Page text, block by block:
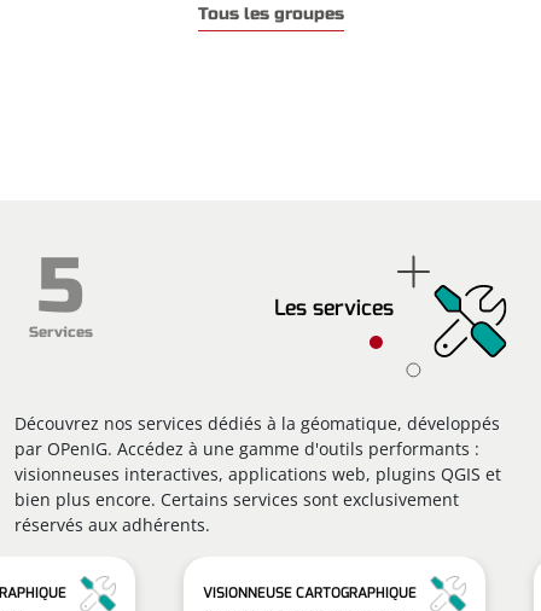
Tous les groupes
Les services
Découvrez nos services dédiés à la géomatique, développés
par OPenIG. Accédez à une gamme d'outils performants :
visionneuses interactives, applications web, plugins QGIS et
bien plus encore. Certains services sont exclusivement
réservés aux adhérents.
5
Services
VISIONNEUSE CARTOGRAPHIQUE